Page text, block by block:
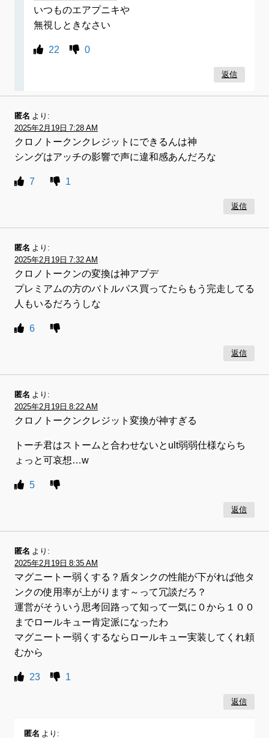
いつものエアプニキや
無視しときなさい
22 0
返信
匿名
より:
2025年2月19日 7:28 AM
クロノトークンクレジットにできるんは神
シングはアッチの影響で声に違和感あんだろな
7 1
返信
匿名
より:
2025年2月19日 7:32 AM
クロノトークンの変換は神アプデ
プレミアムの方のバトルパス買ってたらもう完走してる
人もいるだろうしな
6
返信
匿名
より:
2025年2月19日 8:22 AM
クロノトークンクレジット変換が神すぎる
トーチ君はストームと合わせないとult弱弱仕様ならち
ょっと可哀想…w
5
返信
匿名
より:
2025年2月19日 8:35 AM
マグニートー弱くする？盾タンクの性能が下がれば他タ
ンクの使用率が上がります～って冗談だろ？
運営がそういう思考回路って知って一気に０から１００
までロールキュー肯定派になったわ
マグニートー弱くするならロールキュー実装してくれ頼
むから
23 1
返信
匿名
より: